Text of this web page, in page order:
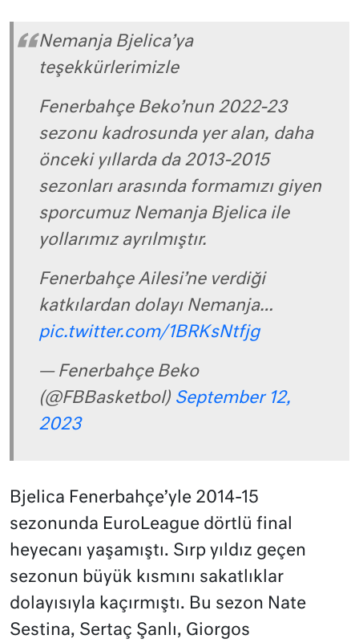
Nemanja Bjelica’ya
teşekkürlerimizle
Fenerbahçe Beko’nun 2022-23
sezonu kadrosunda yer alan, daha
önceki yıllarda da 2013-2015
sezonları arasında formamızı giyen
sporcumuz Nemanja Bjelica ile
yollarımız ayrılmıştır.
Fenerbahçe Ailesi’ne verdiği
katkılardan dolayı Nemanja…
pic.twitter.com/1BRKsNtfjg
— Fenerbahçe Beko
(@FBBasketbol) September 12,
2023
Bjelica Fenerbahçe’yle 2014-15
sezonunda EuroLeague dörtlü final
heyecanı yaşamıştı. Sırp yıldız geçen
sezonun büyük kısmını sakatlıklar
dolayısıyla kaçırmıştı. Bu sezon Nate
Sestina, Sertaç Şanlı, Giorgos